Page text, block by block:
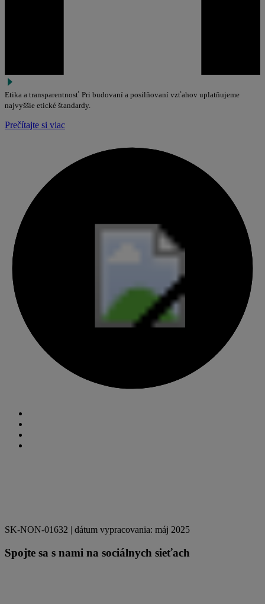
Etika a transparentnosť Pri budovaní a posilňovaní vzťahov uplatňujeme
najvyššie etické štandardy.
Prečítajte si viac
SK-NON-01632 | dátum vypracovania: máj 2025
Spojte sa s nami na sociálnych sieťach